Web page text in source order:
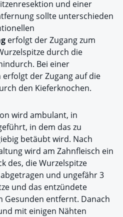
und einer
sollte unterschieden
erfolgt der Zugang zum
durch die
Bei einer
erfolgt der Zugang auf die
den Kieferknochen.
wird ambulant, in
in dem das zu
betäubt wird. Nach
wird am Zahnfleisch ein
des, die Wurzelspitze
und ungefähr 3
und das entzündete
Gesunden entfernt. Danach
mit einigen Nähten